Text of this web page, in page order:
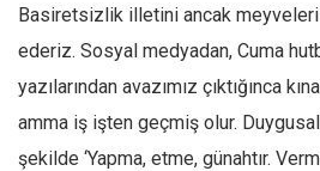
Esra Elönü
» Yazar arşivi
Tüm Sayılar
Basiretsizlik illetini ancak meyveleri
ederiz. Sosyal medyadan, Cuma
yazılarından avazımız çıktığınca
amma iş işten geçmiş olur.
şekilde ‘Yapma, etme, günahtır.